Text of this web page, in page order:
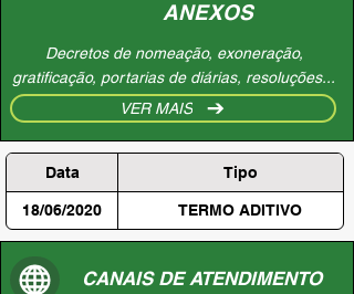
ANEXOS
Decretos de nomeação, exoneração,
gratificação, portarias de diárias, resoluções...
VER MAIS
Data Tipo
18/06/2020 TERMO ADITIVO
CANAIS DE ATENDIMENTO